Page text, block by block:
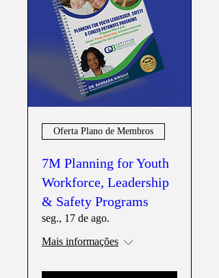
Oferta Plano de Membros
7M Planning for Youth
Workforce, Leadership
& Safety Programs
seg., 17 de ago.
Mais informações